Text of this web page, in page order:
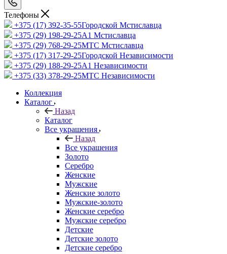
Телефоны
+375 (17) 392-35-55Городской Мстиславца
+375 (29) 198-29-25A1 Мстиславца
+375 (29) 768-29-25МТС Мстиславца
+375 (17) 317-29-25Городской Независимости
+375 (29) 188-29-25A1 Независимости
+375 (33) 378-29-25МТС Независимости
Коллекция
Каталог
Назад
Каталог
Все украшения
Назад
Все украшения
Золото
Серебро
Женские
Мужские
Женские золото
Мужские-золото
Женские серебро
Мужские серебро
Детские
Детские золото
Детские серебро